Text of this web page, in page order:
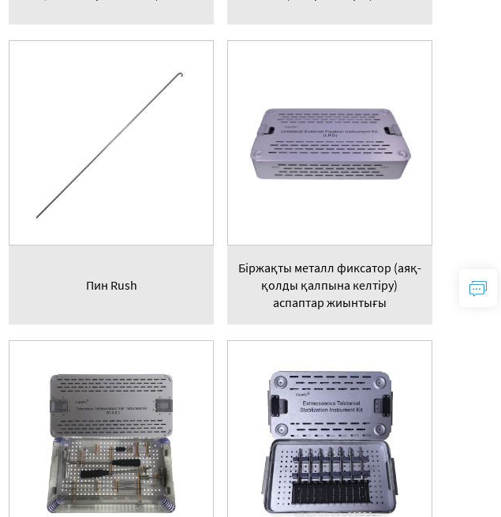
Пин Rush
Біржақты металл фиксатор (аяқ-
қолды қалпына келтіру)
аспаптар жиынтығы